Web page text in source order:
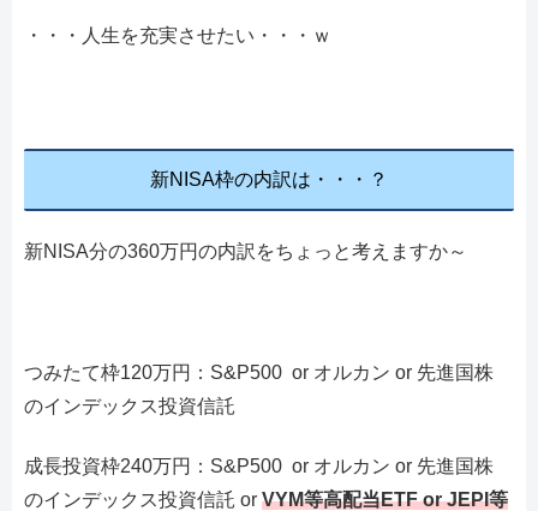
・・・人生を充実させたい・・・ｗ
新NISA枠の内訳は・・・？
新NISA分の360万円の内訳をちょっと考えますか～
つみたて枠120万円：S&P500 or オルカン or 先進国株
のインデックス投資信託
成長投資枠240万円：S&P500 or オルカン or 先進国株
のインデックス投資信託 or VYM等高配当ETF or JEPI等